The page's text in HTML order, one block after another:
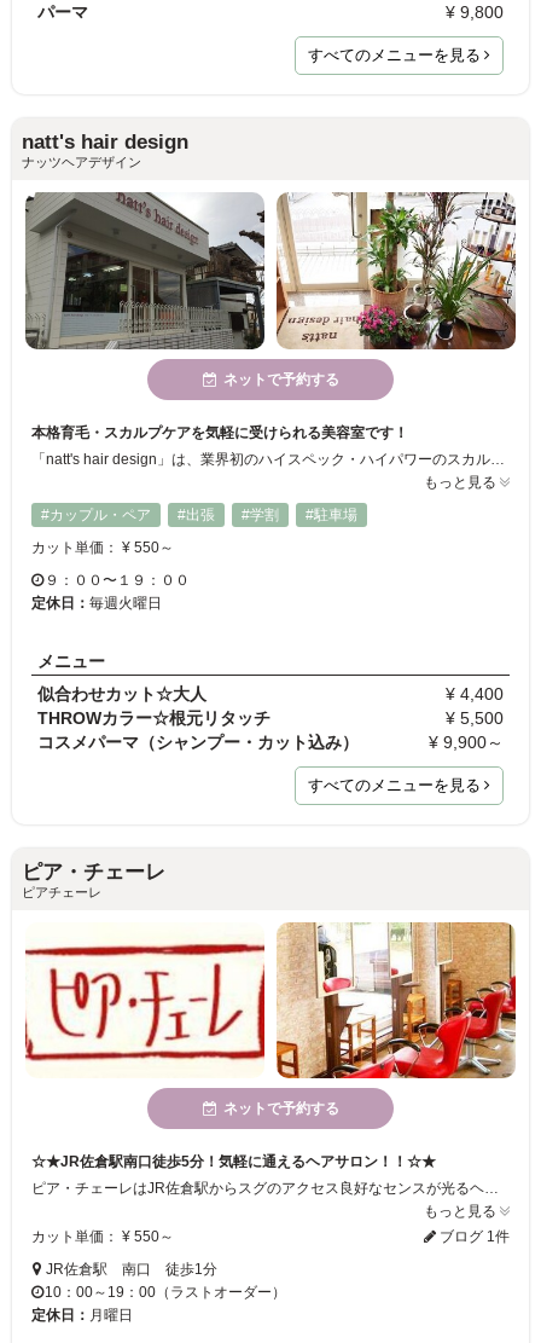
パーマ
¥ 9,800
すべてのメニューを見る
natt's hair design
ナッツヘアデザイン
ネットで予約する
本格育毛・スカルプケアを気軽に受けられる美容室です！
もっと見る
#カップル・ペア
#出張 #学割
#駐車場
カット単価： ¥ 550～
９：００〜１９：００
定休日： 毎週火曜日
メニュー
似合わせカット☆大人
¥ 4,400
THROWカラー☆根元リタッチ
¥ 5,500
コスメパーマ（シャンプー・カット込み）
¥ 9,900～
すべてのメニューを見る
ピア・チェーレ
ピアチェーレ
ネットで予約する
☆★JR佐倉駅南口徒歩5分！気軽に通えるヘアサロン！！☆★
もっと見る
カット単価： ¥ 550～
ブログ 1件
JR佐倉駅 南口 徒歩1分
10：00～19：00（ラストオーダー）
定休日： 月曜日